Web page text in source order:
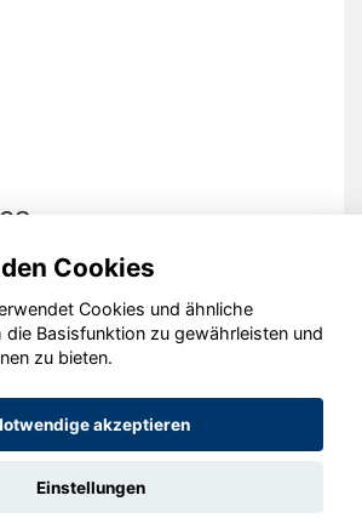
GmbH 2020 - 2026
Cookies
Cookies und ähnliche
die Basisfunktion zu gewährleisten und
zu bieten.
akzeptieren
Einstellungen